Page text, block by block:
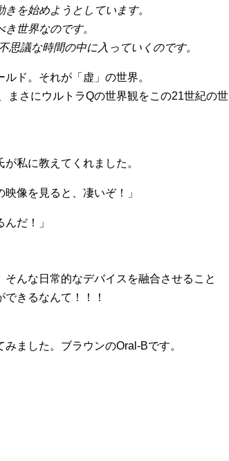
を始めようとしています。
世界なのです。
議な時間の中に入っていくのです。
ド。それが「虚」の世界。
まさにウルトラQの世界観をこの21世紀の世
私に教えてくれました。
像を見ると、凄いぞ！」
だ！」
んな日常的なデバイスを融合させること
きるなんて！！！
ました。ブラウンのOral-Bです。